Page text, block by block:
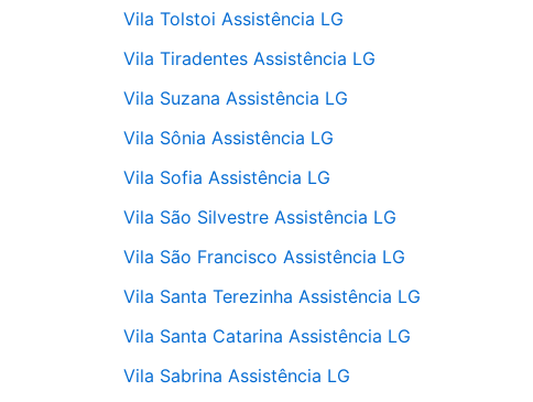
Vila Tolstoi Assistência LG
Vila Tiradentes Assistência LG
Vila Suzana Assistência LG
Vila Sônia Assistência LG
Vila Sofia Assistência LG
Vila São Silvestre Assistência LG
Vila São Francisco Assistência LG
Vila Santa Terezinha Assistência LG
Vila Santa Catarina Assistência LG
Vila Sabrina Assistência LG